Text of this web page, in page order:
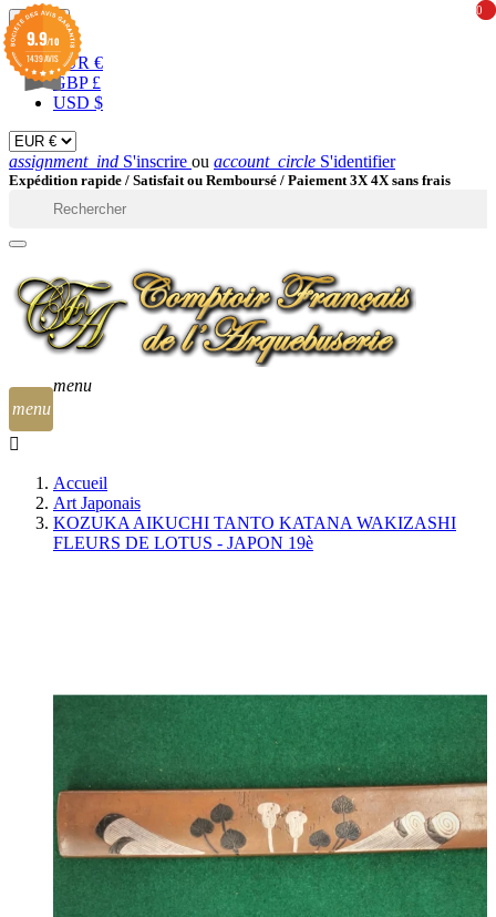
EUR 
EUR €
GBP £
USD $
assignment_ind S'inscrire ou account_circle S'identifier
Expédition rapide / Satisfait ou Remboursé / Paiement 3X 4X sans frais
menu
0
0
menu
Accueil
Art Japonais
KOZUKA AIKUCHI TANTO KATANA WAKIZASHI
FLEURS DE LOTUS - JAPON 19è
9.9/10
1439 AVIS